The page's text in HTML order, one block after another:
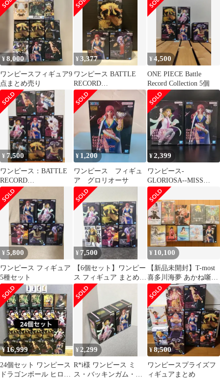
ア
GLORIOSA
¥8,000
ワンピースフィギュア9
点まとめ売り
¥3,377
ワンピース BATTLE
RECORD
COLLECTION フィギ
ュア ３種
¥4,500
ONE PIECE Battle
Record Collection 5個
¥ 7,500
ワンピース：BATTLE
RECORD
COLLECTIONフィギュ
ア８点セット
¥ 1,200
ワンピース フィギュ
ア グロリオーサ
¥2,399
ワンピース-
GLORIOSA--MISS
BUCKINGHAM
STUSSY-
¥5,800
ワンピース フィギュア
5種セット
¥ 7,500
【6個セット】ワンピー
ス フィギュア まとめ売
り 白ひげ シャーロット
未開封
¥ 10,100
【新品未開封】T-most
喜多川海夢 あかね噺フ
ィギュア10体セットま
とめ売り
¥ 16,999
24個セット ワンピース
ドラゴンボール ヒロア
¥2,299
R*i様 ワンピース ミ
ス・バッキンガム・ス
¥8,500
ワンピースプライズフ
ィギュアまとめ